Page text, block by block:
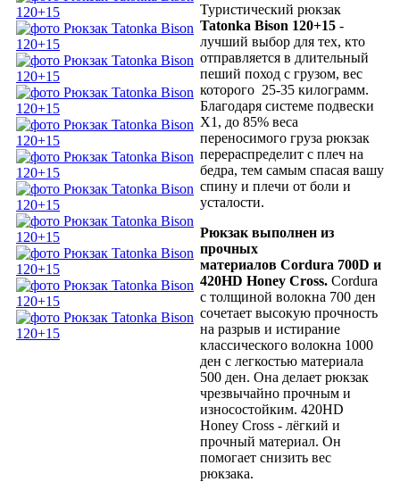
Туристический рюкзак
Tatonka Bison 120+15 -
лучший выбор для тех, кто
отправляется в длительный
пеший поход c грузом, вес
которого 25-35 килограмм.
Благодаря системе подвески
Х1, до 85% веса
переносимого груза рюкзак
перераспределит с плеч на
бедра, тем самым спасая вашу
спину и плечи от боли и
усталости.
Рюкзак выполнен из
прочных
материалов Cordura 700D и
420HD Honey Cross. Cordura
с толщиной волокна 700 ден
сочетает высокую прочность
на разрыв и истирание
классического волокна 1000
ден с легкостью материала
500 ден. Она делает рюкзак
чрезвычайно прочным и
износостойким. 420HD
Honey Cross - лёгкий и
прочный материал. Он
помогает снизить вес
рюкзака.